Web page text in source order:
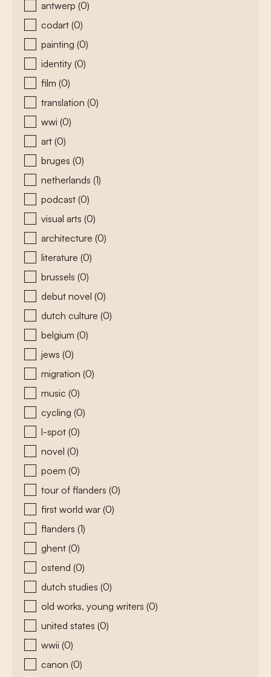
antwerp (0)
codart (0)
painting (0)
identity (0)
film (0)
translation (0)
wwi (0)
art (0)
bruges (0)
netherlands (1)
podcast (0)
visual arts (0)
architecture (0)
literature (0)
brussels (0)
debut novel (0)
dutch culture (0)
belgium (0)
jews (0)
migration (0)
music (0)
cycling (0)
l-spot (0)
novel (0)
poem (0)
tour of flanders (0)
first world war (0)
flanders (1)
ghent (0)
ostend (0)
dutch studies (0)
old works, young writers (0)
united states (0)
wwii (0)
canon (0)